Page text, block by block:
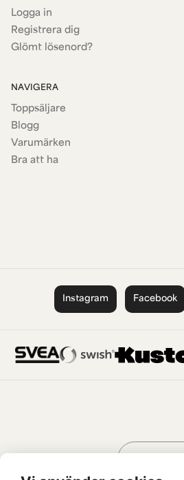
Logga in
Registrera dig
Glömt lösenord?
NAVIGERA
Toppsäljare
Blogg
Varumärken
Bra att ha
Instagram Facebook
AV KREATÖRER